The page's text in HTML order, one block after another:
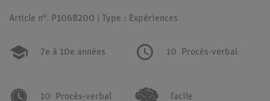
Article n°. P1068200 | Type : Expériences
7e à 10e années 10 Procès-verbal
10 Procès-verbal facile